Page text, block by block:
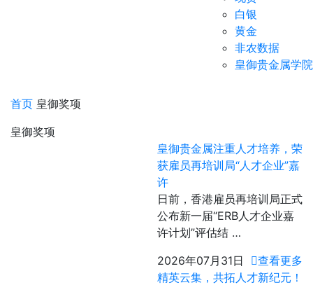
白银
黄金
非农数据
皇御贵金属学院
首页 皇御奖项
皇御奖项
皇御贵金属注重人才培养，荣
获雇员再培训局“人才企业”嘉
许
日前，香港雇员再培训局正式
公布新一届“ERB人才企业嘉
许计划”评估结 …
2026年07月31日
查看更多
精英云集，共拓人才新纪元！